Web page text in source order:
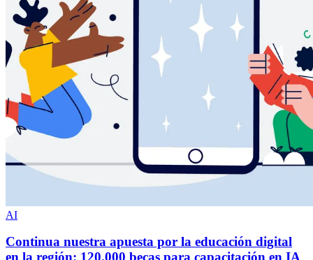
AI
Continua nuestra apuesta por la educación digital